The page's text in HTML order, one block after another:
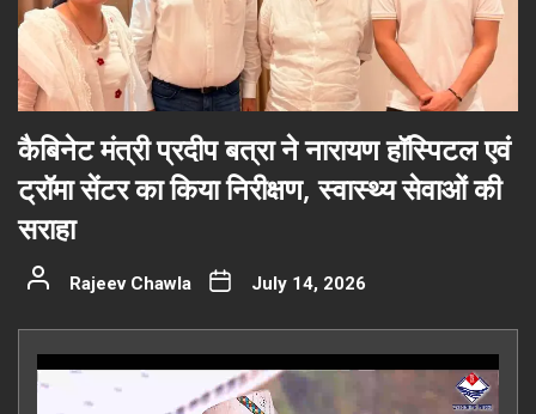
कैबिनेट मंत्री प्रदीप बत्रा ने नारायण हॉस्पिटल एवं
ट्रॉमा सेंटर का किया निरीक्षण, स्वास्थ्य सेवाओं की
सराहा
Rajeev Chawla July 14, 2026